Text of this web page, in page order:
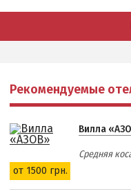
Памятники и
Приморская
ЭКСКУРСИИ И
Острова Дзендзик
Приазовский
Рекомендуемые
от 1500 грн.
Вилла
Средняя